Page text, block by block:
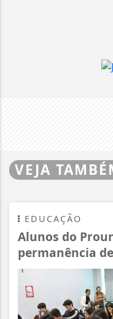
VEJA
EDUCAÇÃO
Alunos do
permanência